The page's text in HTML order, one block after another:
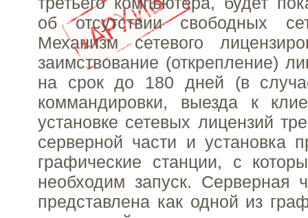
об отсутствии свободных
Механизм сетевого
заимствование (открепление)
на срок до 180 дней (в
коммандировки, выезда к
установке сетевых лицензий
серверной части и установка
графические станции, с
необходим запуск. Серверная
представлена как одной из